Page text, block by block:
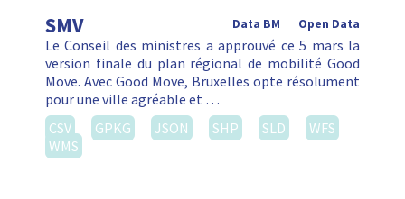
SMV Open Data
Data BM
Le Conseil des ministres a approuvé ce 5 mars la
version finale du plan régional de mobilité Good
Move. Avec Good Move, Bruxelles opte résolument
pour une ville agréable et …
CSV
GPKG JSON SHP SLD
WFS
WMS